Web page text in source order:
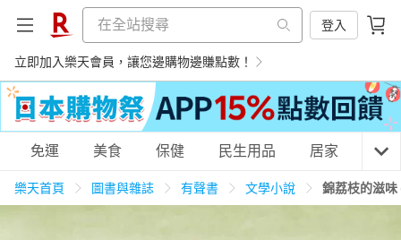
登入
立即加入樂天會員，讓您邊購物邊賺點數！
購物網分類
免運 美食 保健 民生用品 居家 3C
樂天首頁 圖書與雜誌 有聲書 文學小說 錦荔枝的滋